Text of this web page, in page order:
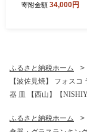
55]
寄附金額 34,000円
ふるさと納税ホーム
【波佐見焼】 フォス
器 皿 【西山】【
ふるさと納税ホーム